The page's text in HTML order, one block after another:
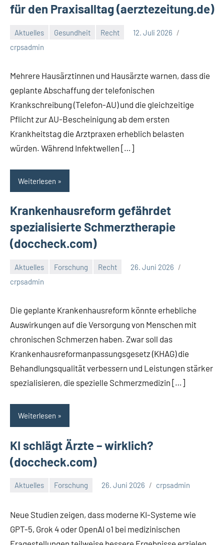
für den Praxisalltag (aerztezeitung.de)
Aktuelles Gesundheit Recht
12. Juli 2026
crpsadmin
Mehrere Hausärztinnen und Hausärzte warnen, dass die
geplante Abschaffung der telefonischen
Krankschreibung (Telefon-AU) und die gleichzeitige
Pflicht zur AU-Bescheinigung ab dem ersten
Krankheitstag die Arztpraxen erheblich belasten
würden. Während Infektwellen […]
Weiterlesen
Krankenhausreform gefährdet
spezialisierte Schmerztherapie
(doccheck.com)
Aktuelles Forschung Recht
26. Juni 2026
crpsadmin
Die geplante Krankenhausreform könnte erhebliche
Auswirkungen auf die Versorgung von Menschen mit
chronischen Schmerzen haben. Zwar soll das
Krankenhausreformanpassungsgesetz (KHAG) die
Behandlungsqualität verbessern und Leistungen stärker
spezialisieren, die spezielle Schmerzmedizin […]
Weiterlesen
KI schlägt Ärzte – wirklich?
(doccheck.com)
Aktuelles Forschung 26. Juni 2026 crpsadmin
Neue Studien zeigen, dass moderne KI-Systeme wie
GPT-5, Grok 4 oder OpenAI o1 bei medizinischen